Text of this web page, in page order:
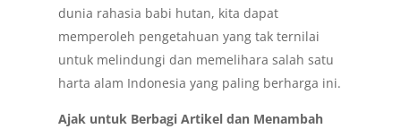
dunia rahasia babi hutan, kita dapat
memperoleh pengetahuan yang tak ternilai
untuk melindungi dan memelihara salah satu
harta alam Indonesia yang paling berharga ini.
Ajak untuk Berbagi Artikel dan Menambah